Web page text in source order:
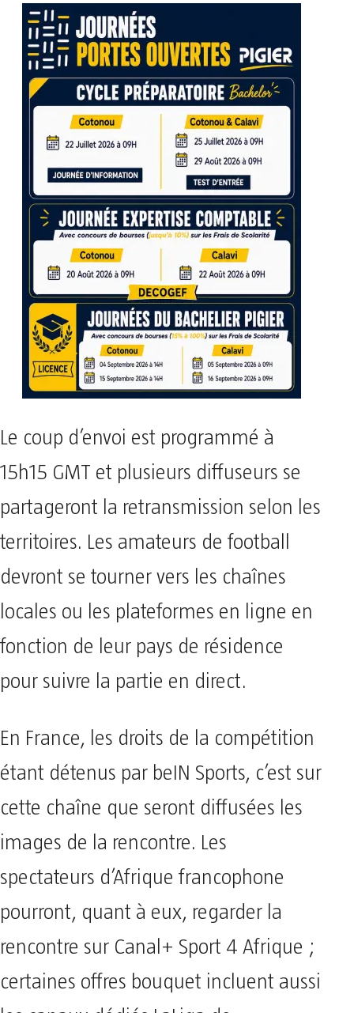
Le coup d’envoi est programmé à
15h15 GMT et plusieurs diffuseurs se
partageront la retransmission selon les
territoires. Les amateurs de football
devront se tourner vers les chaînes
locales ou les plateformes en ligne en
fonction de leur pays de résidence
pour suivre la partie en direct.
En France, les droits de la compétition
étant détenus par beIN Sports, c’est sur
cette chaîne que seront diffusées les
images de la rencontre. Les
spectateurs d’Afrique francophone
pourront, quant à eux, regarder la
rencontre sur Canal+ Sport 4 Afrique ;
certaines offres bouquet incluent aussi